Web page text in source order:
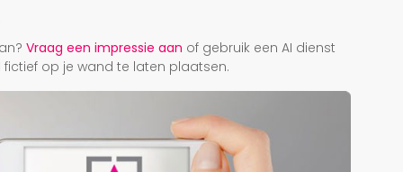
Vraag een impressie aan of gebruik een AI dienst
op je wand te laten plaatsen.